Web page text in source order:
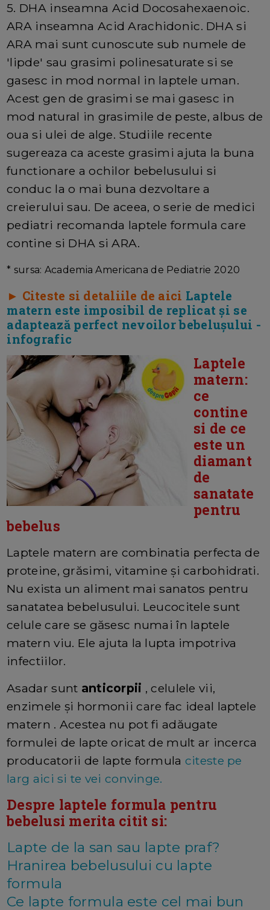
5. DHA inseamna Acid Docosahexaenoic.
ARA inseamna Acid Arachidonic. DHA si
ARA mai sunt cunoscute sub numele de
'lipde' sau grasimi polinesaturate si se
gasesc in mod normal in laptele uman.
Acest gen de grasimi se mai gasesc in
mod natural in grasimile de peste, albus de
oua si ulei de alge. Studiile recente
sugereaza ca aceste grasimi ajuta la buna
functionare a ochilor bebelusului si
conduc la o mai buna dezvoltare a
creierului sau. De aceea, o serie de medici
pediatri recomanda laptele formula care
contine si DHA si ARA.
* sursa: Academia Americana de Pediatrie 2020
► Citeste si detaliile de aici Laptele
matern este imposibil de replicat și se
adaptează perfect nevoilor bebelușului -
infografic
Laptele
matern:
ce
contine
si de ce
este un
diamant
de
sanatate
pentru
bebelus
Laptele matern are combinatia perfecta de
proteine, grăsimi, vitamine și carbohidrati.
Nu exista un aliment mai sanatos pentru
sanatatea bebelusului. Leucocitele sunt
celule care se găsesc numai în laptele
matern viu. Ele ajuta la lupta impotriva
infectiilor.
Asadar sunt anticorpii , celulele vii,
enzimele și hormonii care fac ideal laptele
matern . Acestea nu pot fi adăugate
formulei de lapte oricat de mult ar incerca
producatorii de lapte formula citeste pe
larg aici si te vei convinge.
Despre laptele formula pentru
bebelusi merita citit si:
Lapte de la san sau lapte praf?
Hranirea bebelusului cu lapte
formula
Ce lapte formula este cel mai bun